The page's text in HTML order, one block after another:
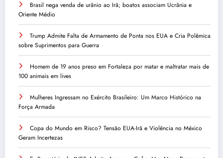
Brasil nega venda de urânio ao Irã; boatos associam Ucrânia e
Oriente Médio
Trump Admite Falta de Armamento de Ponta nos EUA e Cria Polêmica
sobre Suprimentos para Guerra
Homem de 19 anos preso em Fortaleza por matar e maltratar mais de
100 animais em lives
Mulheres Ingressam no Exército Brasileiro: Um Marco Histórico na
Força Armada
Copa do Mundo em Risco? Tensão EUA-Irã e Violência no México
Geram Incertezas